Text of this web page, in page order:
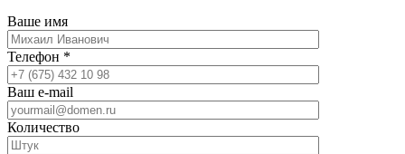
Ваше имя
Телефон *
Ваш e-mail
Количество